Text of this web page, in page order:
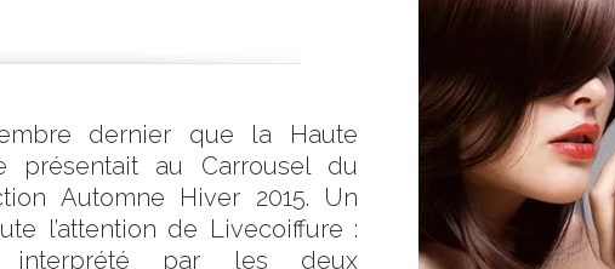
dernier que la Haute
présentait au Carrousel du
Automne Hiver 2015. Un
l’attention de Livecoiffure :
interprété par les deux